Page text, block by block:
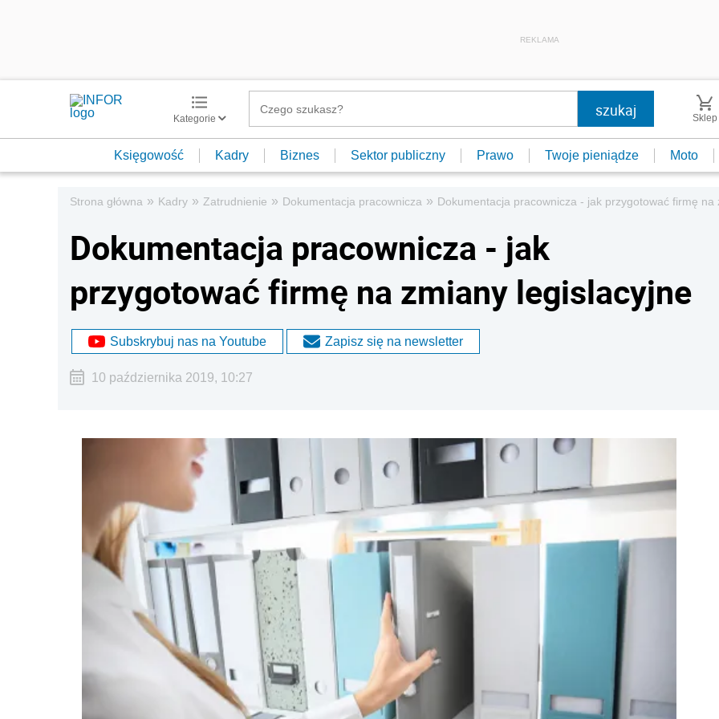
REKLAMA
Kategorie Sklep
Księgowość Kadry Biznes Sektor publiczny Prawo Twoje pieniądze Moto
Strona główna » Kadry » Zatrudnienie » Dokumentacja pracownicza » Dokumentacja pracownicza - jak przygotować firmę na
Dokumentacja pracownicza - jak
przygotować firmę na zmiany legislacyjne
Subskrybuj nas na Youtube Zapisz się na newsletter
10 października 2019, 10:27